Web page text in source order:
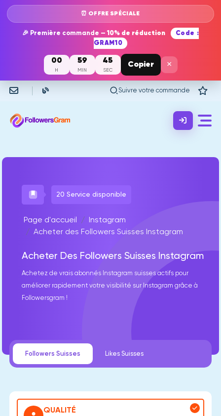
⏰ OFFRE SPÉCIALE
🎉 Première commande — 10% de réduction
Code :
GRAM10
00
H
59
MIN
44
SEC
Copier ×
Suivre votre commande
20 Service disponible
Page d'accueil
Instagram
Acheter des Followers Suisses Instagram
Acheter Des Followers Suisses Instagram
Achetez de vrais abonnés Instagram suisses actifs pour
améliorer rapidement votre visibilité sur Instagram grâce à
Followersgram !
Followers Suisses Likes Suisses
QUALITÉ